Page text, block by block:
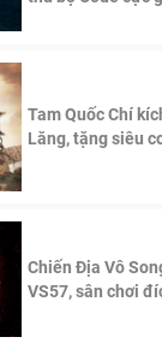
Tam Quốc Chí
Lăng, tặng siêu
Chiến Địa Vô
VS57, sân chơi